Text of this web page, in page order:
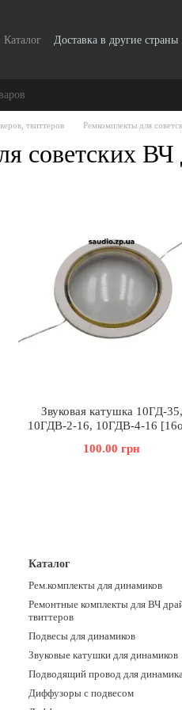
Каталог Доставка в другие страны
твиттеров Ремкомплекты для
советских ВЧ
Звуковая катушка 10ГД-35,
10ГДВ-2-16, 10ГДВ-4-16
100.00 грн
Каталог
Рем.комплекты для динамиков
Ремонтные комплекты для ВЧ
твиттеров
Подвесы для динамиков
Звуковые катушки для динамиков
Подводящий провод для
Диффузоры с подвесом